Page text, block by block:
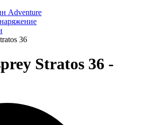
Adventure
36
Stratos 36 -